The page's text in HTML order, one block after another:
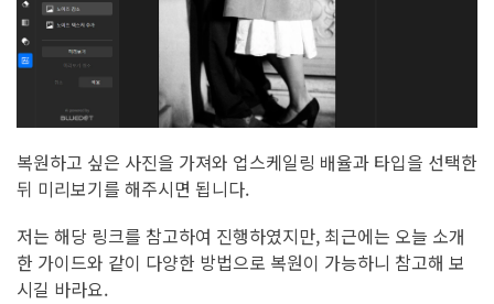
복원하고 싶은 사진을 가져와 업스케일링 배율과 타입을 선택한
뒤 미리보기를 해주시면 됩니다.
저는 해당 링크를 참고하여 진행하였지만, 최근에는 오늘 소개
한 가이드와 같이 다양한 방법으로 복원이 가능하니 참고해 보
시길 바라요.